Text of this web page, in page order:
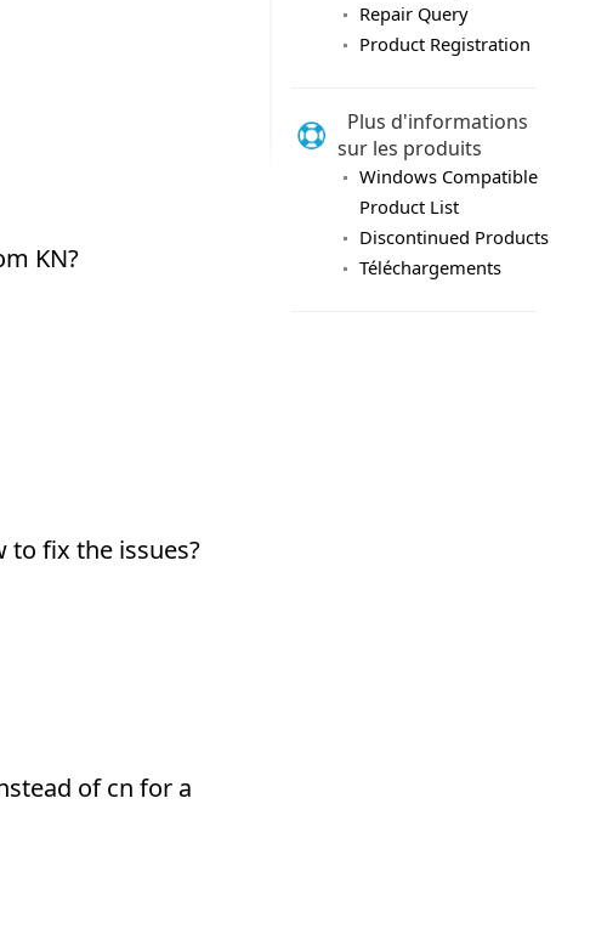
Repair Query
Product Registration
Plus d'informations
sur les produits
Windows Compatible
Product List
Discontinued Products
Téléchargements